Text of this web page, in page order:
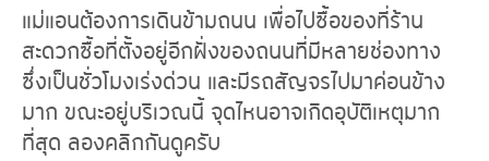
แม่แอนต้องการเดินข้ามถนน เพื่อไปซื้อของที่ร้าน
สะดวกซื้อที่ตั้งอยู่อีกฝั่งของถนนที่มีหลายช่องทาง
ซึ่งเป็นชั่วโมงเร่งด่วน และมีรถสัญจรไปมาค่อนข้าง
มาก ขณะอยู่บริเวณนี้ จุดไหนอาจเกิดอุบัติเหตุมาก
ที่สุด ลองคลิกกันดูครับ